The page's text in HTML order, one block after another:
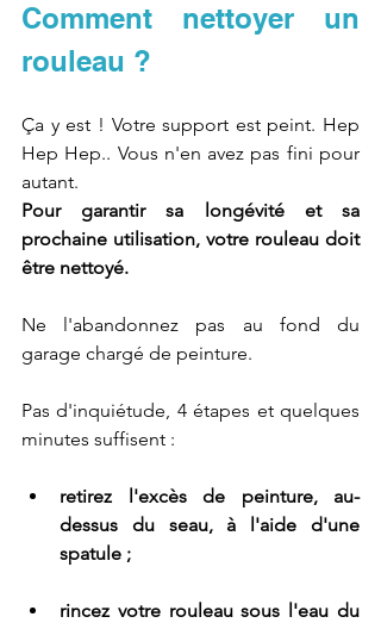
Comment nettoyer un
rouleau ?
Ça y est ! Votre support est peint. Hep
Hep Hep.. Vous n'en avez pas fini pour
autant.
Pour garantir sa longévité et sa
prochaine utilisation, votre rouleau doit
être nettoyé.
Ne l'abandonnez pas au fond du
garage chargé de peinture.
Pas d'inquiétude, 4 étapes et quelques
minutes suffisent :
retirez l'excès de peinture, au-
dessus du seau, à l'aide d'une
spatule ;
rincez votre rouleau sous l'eau du